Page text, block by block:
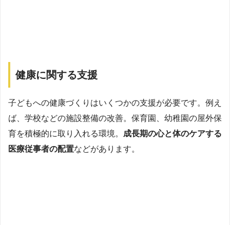
健康に関する支援
子どもへの健康づくりはいくつかの支援が必要です。例え
ば、学校などの施設整備の改善。保育園、幼稚園の屋外保
育を積極的に取り入れる環境。
成長期の心と体のケアする
医療従事者の配置などがあります。